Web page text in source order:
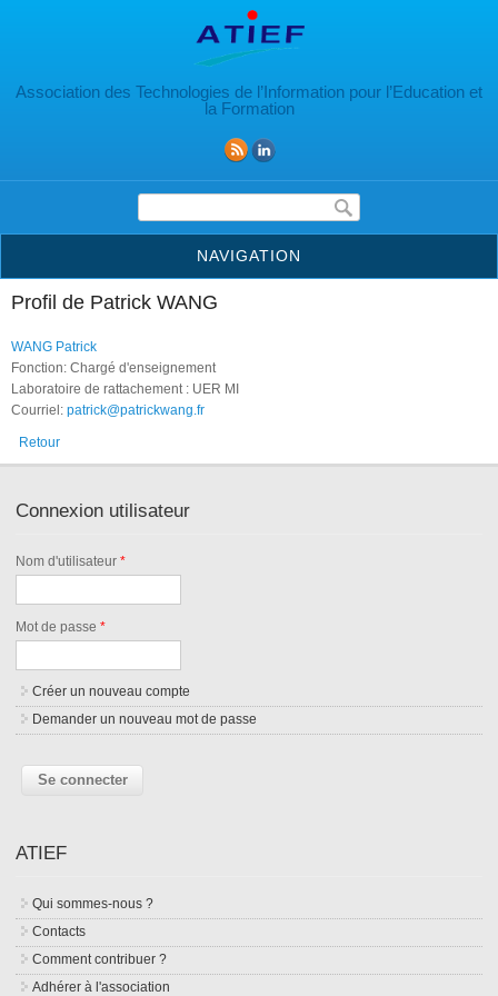
Association des Technologies de l’Information pour l’Education et
la Formation
Formulaire de recherche
NAVIGATION
Profil de Patrick WANG
WANG Patrick
Fonction: Chargé d'enseignement
Laboratoire de rattachement : UER MI
Courriel: patrick@patrickwang.fr
Retour
Connexion utilisateur
Nom d'utilisateur*
Mot de passe*
Créer un nouveau compte
Demander un nouveau mot de passe
ATIEF
Qui sommes-nous ?
Contacts
Comment contribuer ?
Adhérer à l'association